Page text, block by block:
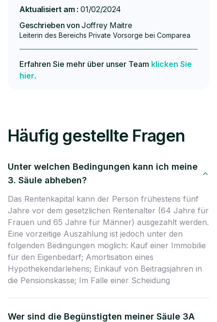
Aktualisiert am : 01/02/2024
Geschrieben von Joffrey Maitre
Leiterin des Bereichs Private Vorsorge bei Comparea
Erfahren Sie mehr über unser Team klicken Sie
hier.
Häufig gestellte Fragen
Unter welchen Bedingungen kann ich meine
3. Säule abheben?
Das Rentenkapital kann der Person frühestens fünf
Jahre vor dem gesetzlichen Rentenalter (64 Jahre für
Frauen und 65 Jahre für Männer) ausgezahlt werden.
Eine vorzeitige Auszahlung ist jedoch unter den
folgenden Bedingungen möglich: Kauf einer Immobilie
für den Eigenbedarf; Amortisation eines
Hypothekendarlehens; Einkauf von Beitragsjahren in
die Pensionskasse; Im Falle einer Scheidung
Wer sind die Begünstigten meiner Säule 3A